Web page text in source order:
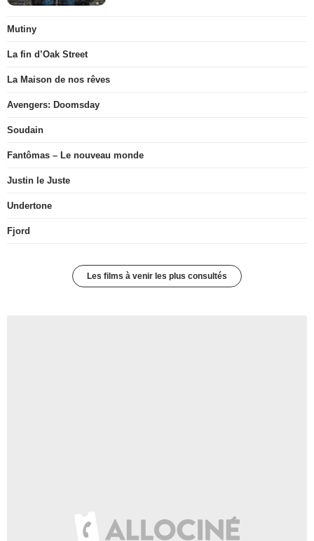
Mutiny
La fin d’Oak Street
La Maison de nos rêves
Avengers: Doomsday
Soudain
Fantômas – Le nouveau monde
Justin le Juste
Undertone
Fjord
Les films à venir les plus consultés